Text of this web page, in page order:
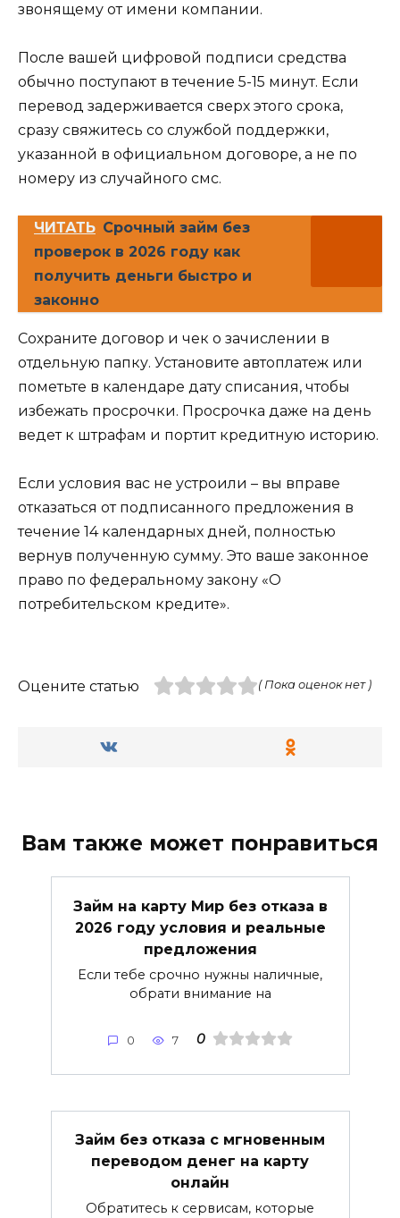
звонящему от имени компании.
После вашей цифровой подписи средства
обычно поступают в течение 5-15 минут. Если
перевод задерживается сверх этого срока,
сразу свяжитесь со службой поддержки,
указанной в официальном договоре, а не по
номеру из случайного смс.
ЧИТАТЬ Срочный займ без
проверок в 2026 году как
получить деньги быстро и
законно
Сохраните договор и чек о зачислении в
отдельную папку. Установите автоплатеж или
пометьте в календаре дату списания, чтобы
избежать просрочки. Просрочка даже на день
ведет к штрафам и портит кредитную историю.
Если условия вас не устроили – вы вправе
отказаться от подписанного предложения в
течение 14 календарных дней, полностью
вернув полученную сумму. Это ваше законное
право по федеральному закону «О
потребительском кредите».
Оцените статью ( Пока оценок нет )
Вам также может понравиться
Займ на карту Мир без отказа в
2026 году условия и реальные
предложения
Если тебе срочно нужны наличные,
обрати внимание на
0 7 0
Займ без отказа с мгновенным
переводом денег на карту
онлайн
Обратитесь к сервисам, которые